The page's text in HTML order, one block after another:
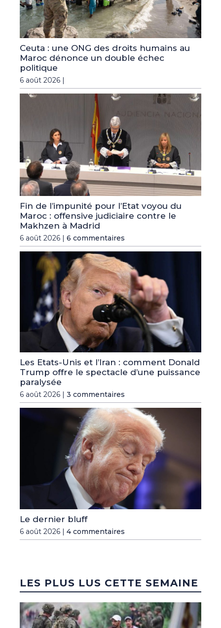
Ceuta : une ONG des droits humains au
Maroc dénonce un double échec
politique
6 août 2026 |
Fin de l’impunité pour l’Etat voyou du
Maroc : offensive judiciaire contre le
Makhzen à Madrid
6 août 2026 | 6 commentaires
Les Etats-Unis et l’Iran : comment Donald
Trump offre le spectacle d’une puissance
paralysée
6 août 2026 | 3 commentaires
Le dernier bluff
6 août 2026 | 4 commentaires
LES PLUS LUS CETTE SEMAINE